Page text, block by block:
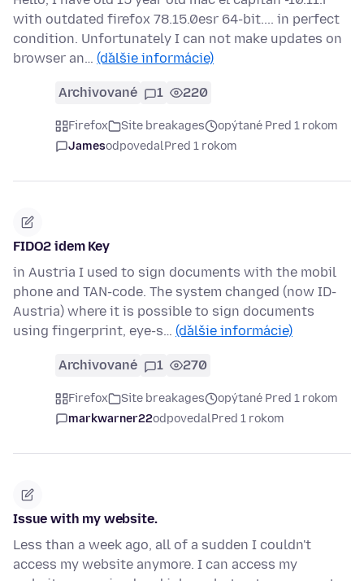
with outdated firefox 78.15.0esr 64-bit.... in perfect
condition. Unfortunately I can not make updates on
browser an… (ďalšie informácie)
Archivované 1 220
Firefox Site breakages
opýtané Pred 1 rokom
JamesodpovedalPred 1 rokom
FIDO2 idem Key
in Austria I used to sign documents with the mobil
phone and TAN-code. The system changed (now ID-
Austria) where it is possible to sign documents
using fingerprint, eye-s… (ďalšie informácie)
Archivované 1 270
Firefox Site breakages
opýtané Pred 1 rokom
markwarner22odpovedalPred 1 rokom
Issue with my website.
Less than a week ago, all of a sudden I couldn't
access my website anymore. I can access my